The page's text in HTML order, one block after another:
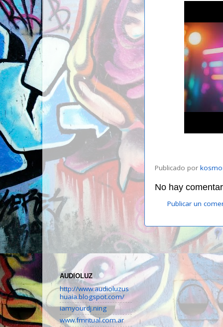
Publicado por
No hay
Publicar un
AUDIOLUZ
http://www.audioluzus
huaia.blogspot.com/
iamyourdj.ning
www.fmritual.com.ar